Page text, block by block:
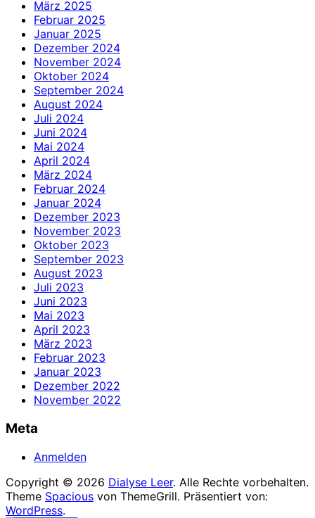
März 2025
Februar 2025
Januar 2025
Dezember 2024
November 2024
Oktober 2024
September 2024
August 2024
Juli 2024
Juni 2024
Mai 2024
April 2024
März 2024
Februar 2024
Januar 2024
Dezember 2023
November 2023
Oktober 2023
September 2023
August 2023
Juli 2023
Juni 2023
Mai 2023
April 2023
März 2023
Februar 2023
Januar 2023
Dezember 2022
November 2022
Meta
Anmelden
Copyright © 2026 Dialyse Leer. Alle Rechte vorbehalten.
Theme Spacious von ThemeGrill. Präsentiert von:
WordPress.